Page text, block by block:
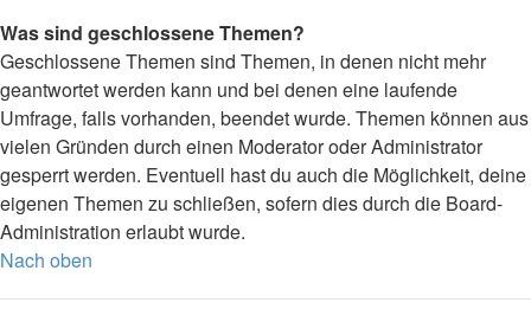
Was sind geschlossene Themen?
Geschlossene Themen sind Themen, in denen nicht mehr
geantwortet werden kann und bei denen eine laufende
Umfrage, falls vorhanden, beendet wurde. Themen können aus
vielen Gründen durch einen Moderator oder Administrator
gesperrt werden. Eventuell hast du auch die Möglichkeit, deine
eigenen Themen zu schließen, sofern dies durch die Board-
Administration erlaubt wurde.
Nach oben